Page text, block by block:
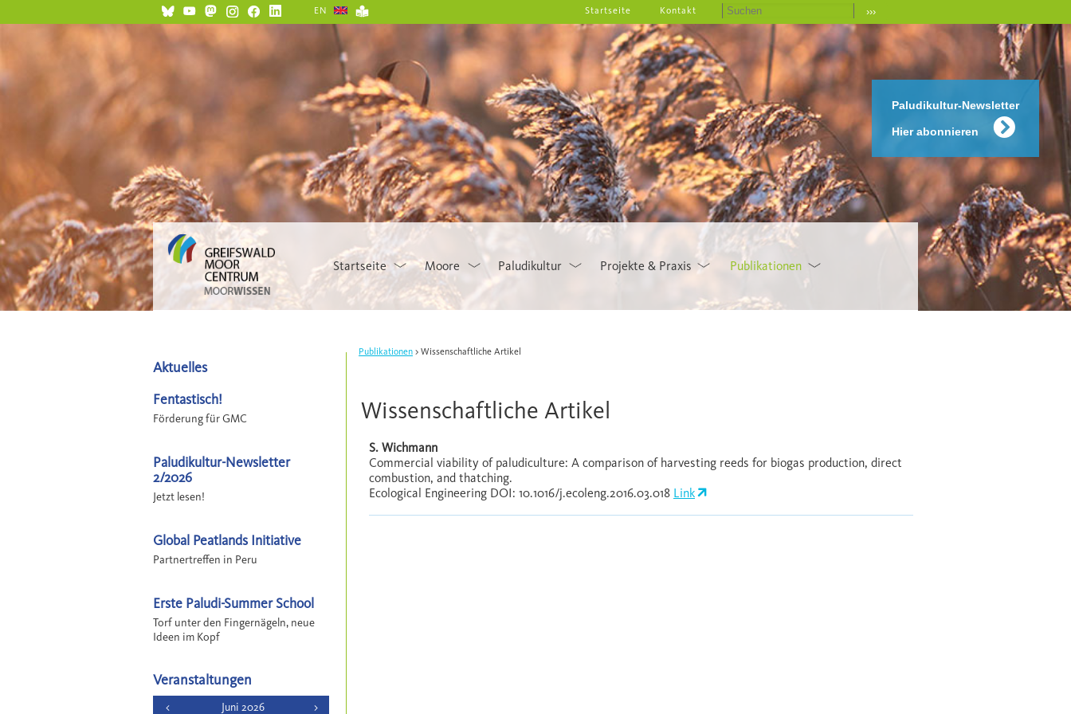
Paludikultur-Newsletter
Hier abonnieren
EN ›››
Startseite Kontakt
Startseite Moore Paludikultur Projekte & Praxis Publikationen
Publikationen Wissenschaftliche Artikel
Wissenschaftliche Artikel
S. Wichmann
Commercial viability of paludiculture: A comparison of harvesting reeds for biogas production, direct
combustion, and thatching.
Ecological Engineering DOI: 10.1016/j.ecoleng.2016.03.018 Link
Aktuelles
Fentastisch!
Förderung für GMC
Paludikultur-Newsletter
2/2026
Jetzt lesen!
Global Peatlands Initiative
Partnertreffen in Peru
Erste Paludi-Summer School
Torf unter den Fingernägeln, neue
Ideen im Kopf
Veranstaltungen
< Juni 2026 >